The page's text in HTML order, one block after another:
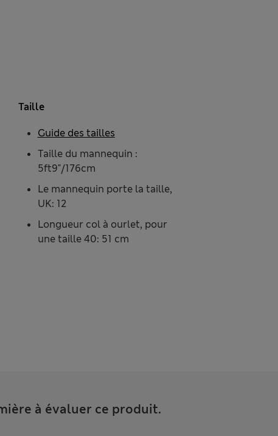
Taille
Taille du mannequin :
5ft9"/176cm
Le mannequin porte la taille,
UK: 12
Longueur col à ourlet, pour
une taille 40: 51 cm
Guide des tailles
à évaluer ce produit.